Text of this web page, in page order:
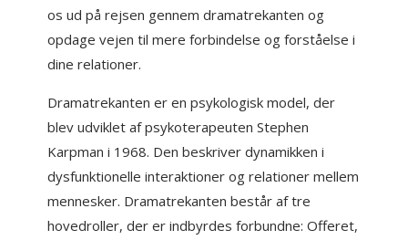
os ud på rejsen gennem dramatrekanten og
opdage vejen til mere forbindelse og forståelse i
dine relationer.
Dramatrekanten er en psykologisk model, der
blev udviklet af psykoterapeuten Stephen
Karpman i 1968. Den beskriver dynamikken i
dysfunktionelle interaktioner og relationer mellem
mennesker. Dramatrekanten består af tre
hovedroller, der er indbyrdes forbundne: Offeret,